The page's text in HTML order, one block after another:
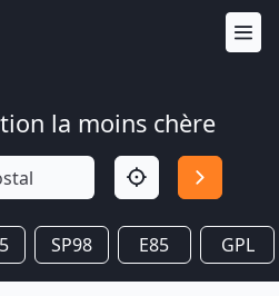
la moins chère
SP98 E85 GPL